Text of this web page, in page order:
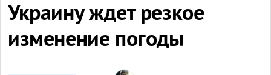
Украину ждет резкое
изменение погоды